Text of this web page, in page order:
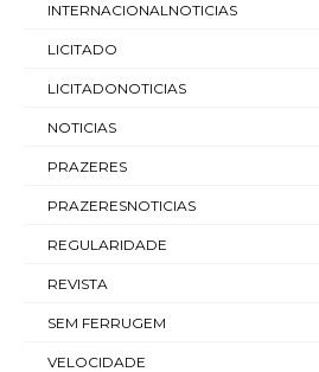
INTERNACIONALNOTICIAS
LICITADO
LICITADONOTICIAS
NOTICIAS
PRAZERES
PRAZERESNOTICIAS
REGULARIDADE
REVISTA
SEM FERRUGEM
VELOCIDADE